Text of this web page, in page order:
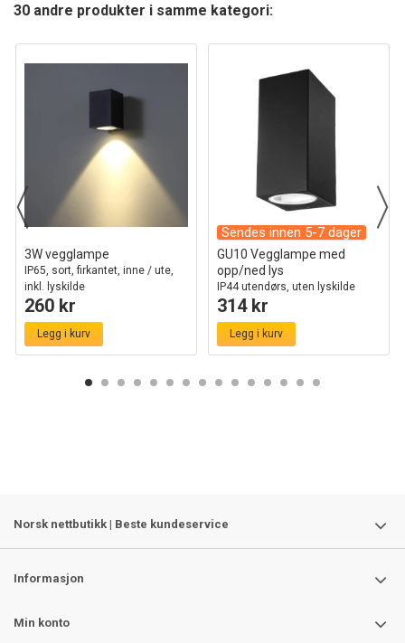
30 andre produkter i samme kategori:
3W vegglampe
IP65, sort, firkantet, inne / ute,
inkl. lyskilde
260 kr
Legg i kurv
Sendes innen 5-7 dager
GU10 Vegglampe med
opp/ned lys
IP44 utendørs, uten lyskilde
314 kr
Legg i kurv
Norsk nettbutikk | Beste kundeservice
Informasjon
Min konto